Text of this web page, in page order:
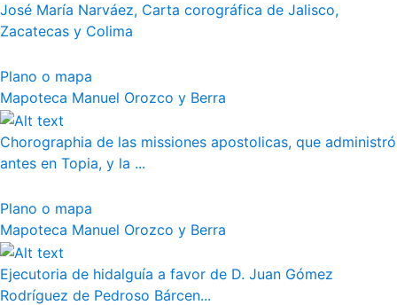
José María Narváez, Carta corográfica de Jalisco,
Zacatecas y Colima
Plano o mapa
Mapoteca Manuel Orozco y Berra
Chorographia de las missiones apostolicas, que administró
antes en Topia, y la ...
Plano o mapa
Mapoteca Manuel Orozco y Berra
Ejecutoria de hidalguía a favor de D. Juan Gómez
Rodríguez de Pedroso Bárcen...